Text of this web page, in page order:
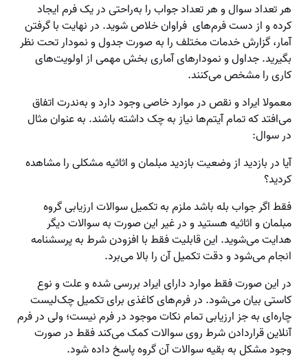
هر تعداد سوال و هر تعداد جواب را به‌راحتی در یک فرم ایجاد
کرده و از دست فرم‌های فراوان خلاص شوید. در نهایت با گرفتن
آمار، گزارش خدمات مختلف را به صورت جدول و نمودار تحت نظر
بگیرید. جداول و نمودارهای آماری بخش مهمی از اولویت‌های
کاری را مشخص می‌کنند.
معمولا ایراد و نقص در موارد خاصی وجود دارد و به‌ندرت اتفاق
می‌افتد که تمام آیتم‌ها نیاز به چک داشته باشند. به عنوان مثال
در سوال:
آیا در بازدید از وضعیت بازدید مبلمان و اثاثیه مشکلی را مشاهده
کردید؟
فقط اگر جواب بله باشد ملزم به تکمیل سوالات ارزیابی گروه
مبلمان و اثاثیه هستید و در غیر این صورت به سوالات دیگر
هدایت می‌شوید. این قابلیت فقط با افزودن شرط به پرسشنامه
انجام می‌شود و دقت تکمیل آن را بالا می‌برد.
در این صورت فقط موارد دارای ایراد بررسی شده و علت و نوع
کاستی بیان می‌شود. در فرم‌های کاغذی برای تکمیل چک‌لیست
چاره‌ای به جز ارزیابی تمام نکات موجود در فرم نیست؛ ولی در فرم
آنلاین قراردادن شرط روی سوالات کمک می‌کند فقط در صورت
وجود مشکل به بقیه سوالات آن گروه پاسخ داده شود.